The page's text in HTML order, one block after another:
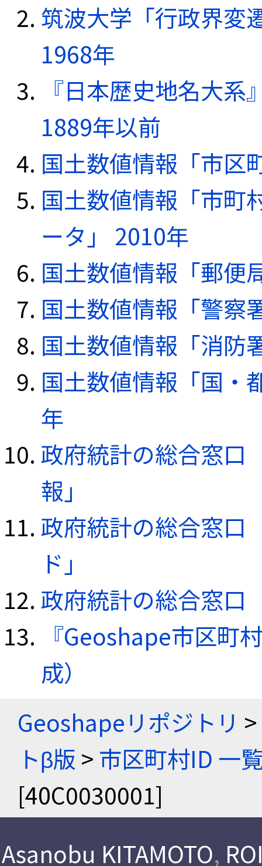
筑波大学「行政界変
1968年
『日本歴史地名大
1889年以前
国土数値情報「市区
国土数値情報「市町
ータ」 2010年
国土数値情報「郵便
国土数値情報「警察
国土数値情報「消防
国土数値情報「国・
年
政府統計の総合窓口
報」
政府統計の総合窓口
ド」
政府統計の総合窓口
『Geoshape市区町
成）
Geoshapeリポジトリ >
トβ版 > 市区町村ID 一
[40C0030001]
Asanobu KITAMOTO,